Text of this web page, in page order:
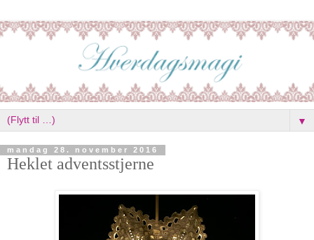
▼
mandag 28. november 2016
Heklet adventsstjerne